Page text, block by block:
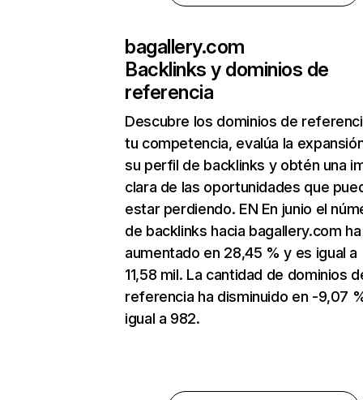
bagallery.com
Backlinks y dominios de
referencia
Descubre los dominios de
tu competencia, evalúa la
su perfil de backlinks y obtén una
clara de las oportunidades que
estar perdiendo. EN En junio el
de backlinks hacia bagallery.com ha
aumentado en 28,45 % y es igual a
11,58 mil. La cantidad de dominios
referencia ha disminuido en -9,07
igual a 982.